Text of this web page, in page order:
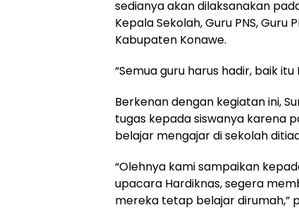
sedianya akan dilaksanakan
Kepala Sekolah, Guru PNS,
Kabupaten Konawe.
“Semua guru harus hadir, baik itu
Berkenan dengan kegiatan ini,
tugas kepada siswanya karena
belajar mengajar di sekolah
“Olehnya kami sampaikan
upacara Hardiknas, segera
mereka tetap belajar dirumah,”